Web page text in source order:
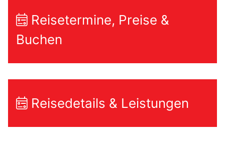
Reisetermine, Preise &
Buchen
Reisedetails & Leistungen